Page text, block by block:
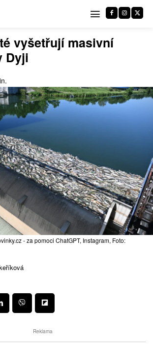
vyšetřují masivní
Dyji
- za pomoci ChatGPT, Instagram, Foto:
Reklama